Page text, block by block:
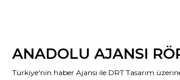
ANADOLU AJANSI
Türkiye'nin haber Ajansı ile DRT Tasarım